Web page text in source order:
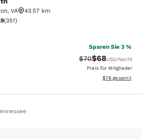
, VA
43.57 km
Sterne-Bewertung. Mittelmäßig. 351 Bewertungen
(351)
Sparen Sie 3 %
$70Vergünstigter
$68USD/Nacht
Preis für Mitglieder
Geschätzte
$76 gesamt